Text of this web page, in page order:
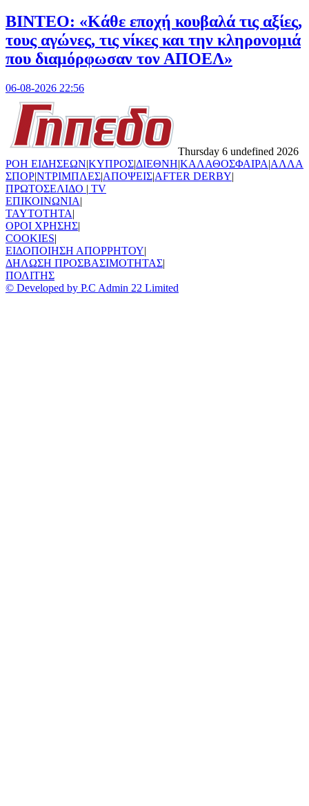
ΒΙΝΤΕΟ: «Κάθε εποχή κουβαλά τις αξίες,
τους αγώνες, τις νίκες και την κληρονομιά
που διαμόρφωσαν τον ΑΠΟΕΛ»
06-08-2026 22:56
Thursday 6 undefined 2026
ΡΟΗ ΕΙΔΗΣΕΩΝ|ΚΥΠΡΟΣ|ΔΙΕΘΝΗ|ΚΑΛΑΘΟΣΦΑΙΡΑ|ΑΛΛΑ
ΣΠΟΡ|ΝΤΡΙΜΠΛΕΣ|ΑΠΟΨΕΙΣ|AFTER DERBY|
ΠΡΩΤΟΣΕΛΙΔΟ | TV
ΕΠΙΚΟΙΝΩΝΙΑ|
TAYTOTHTA|
ΟΡΟΙ ΧΡΗΣΗΣ|
COOKIES|
ΕΙΔΟΠΟΙΗΣΗ ΑΠΟΡΡΗΤΟΥ|
ΔΗΛΩΣΗ ΠΡΟΣΒΑΣΙΜΟΤΗΤΑΣ|
ΠΟΛΙΤΗΣ
© Developed by P.C Admin 22 Limited